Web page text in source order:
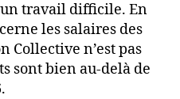
travail difficile. En
les salaires des
Collective n’est pas
sont bien au-delà de